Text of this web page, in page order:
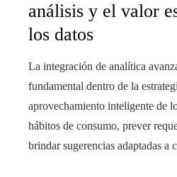
análisis y el valor
los datos
La integración de analítica
fundamental dentro de la
aprovechamiento inteligente de
hábitos de consumo, prever
brindar sugerencias adaptadas a